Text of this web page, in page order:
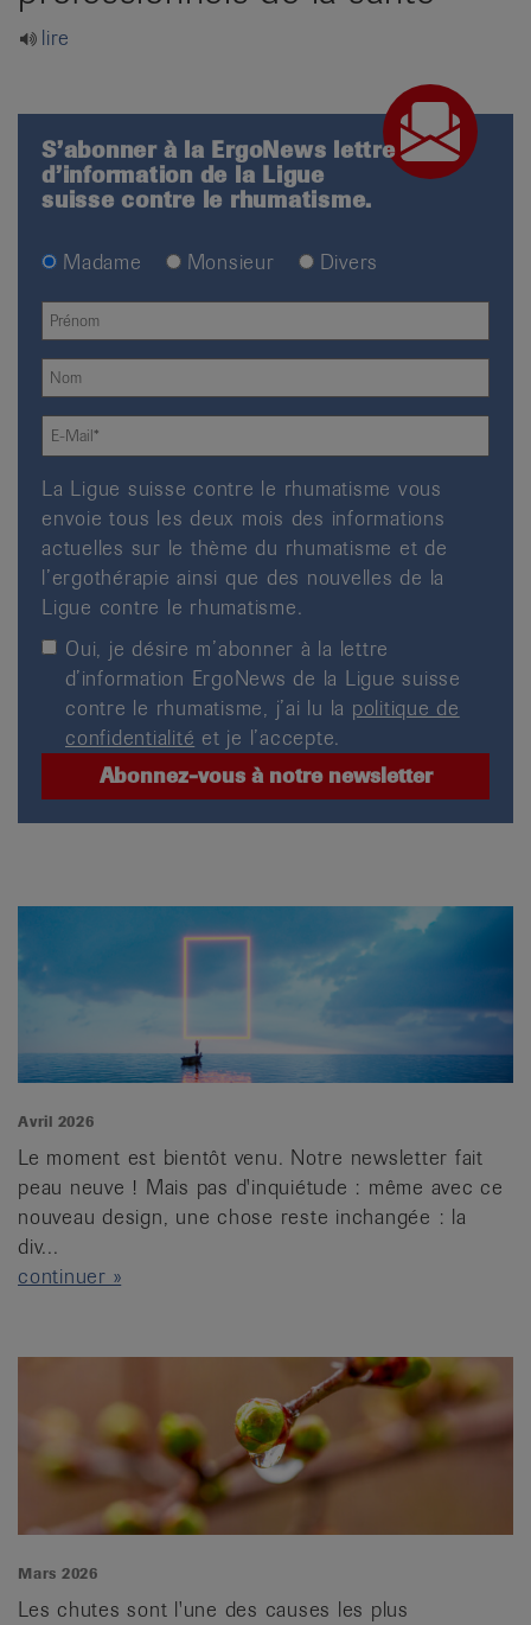
lire
S’abonner à la ErgoNews lettre
d’information de la Ligue
suisse contre le rhumatisme.
Madame Monsieur Divers
La Ligue suisse contre le rhumatisme vous
envoie tous les deux mois des informations
actuelles sur le thème du rhumatisme et de
l’ergothérapie ainsi que des nouvelles de la
Ligue contre le rhumatisme.
Oui, je désire m’abonner à la lettre
d’information ErgoNews de la Ligue suisse
contre le rhumatisme, j’ai lu la politique de
confidentialité et je l’accepte.
Avril 2026
Le moment est bientôt venu. Notre newsletter fait
peau neuve ! Mais pas d'inquiétude : même avec ce
nouveau design, une chose reste inchangée : la
div...
continuer »
Mars 2026
Les chutes sont l'une des causes les plus